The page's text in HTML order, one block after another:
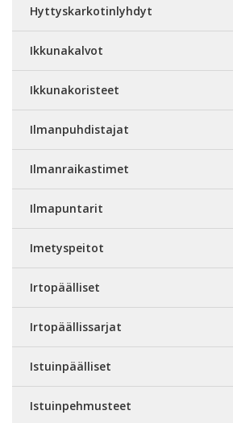
Hyttyskarkotinlyhdyt
Ikkunakalvot
Ikkunakoristeet
Ilmanpuhdistajat
Ilmanraikastimet
Ilmapuntarit
Imetyspeitot
Irtopäälliset
Irtopäällissarjat
Istuinpäälliset
Istuinpehmusteet